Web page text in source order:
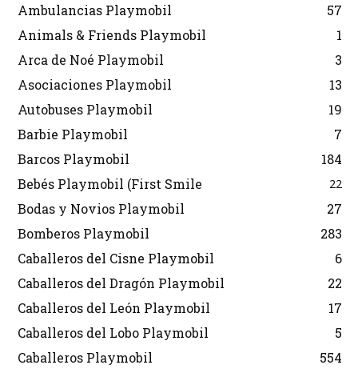
Ambulancias Playmobil
57
Animals & Friends Playmobil
1
Arca de Noé Playmobil
3
Asociaciones Playmobil
13
Autobuses Playmobil
19
Barbie Playmobil
7
Barcos Playmobil
184
Bebés Playmobil (First Smile
22
Bodas y Novios Playmobil
27
Bomberos Playmobil
283
Caballeros del Cisne Playmobil
6
Caballeros del Dragón Playmobil
22
Caballeros del León Playmobil
17
Caballeros del Lobo Playmobil
5
Caballeros Playmobil
554